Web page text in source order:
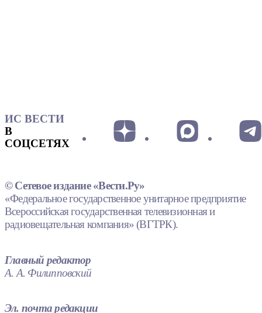
ИС ВЕСТИ
В
СОЦСЕТЯХ
© Сетевое издание «Вести.Ру»
«Федеральное государственное унитарное предприятие
Всероссийская государственная телевизионная и
радиовещательная компания» (ВГТРК).
Главный редактор
А. А. Филипповский
Эл. почта редакции